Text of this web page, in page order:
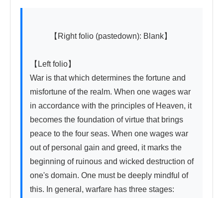
【Left folio】
War is that which determines the fortune and
misfortune of the realm. When one wages war
in accordance with the principles of Heaven, it
becomes the foundation of virtue that brings
peace to the four seas. When one wages war
out of personal gain and greed, it marks the
beginning of ruinous and wicked destruction of
one's domain. One must be deeply mindful of
this. In general, warfare has three stages: